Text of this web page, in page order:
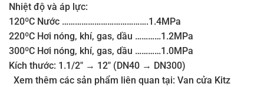
Nhiệt độ và áp lực:
120ºC Nước ………………………………….1.4MPa
220ºC Hơi nóng, khí, gas, dầu …………1.2MPa
300ºC Hơi nóng, khí, gas, dầu …………1.0MPa
Kích thước: 1.1/2″ → 12″ (DN40 → DN300)
Xem thêm các sản phẩm liên quan tại: Van cửa Kitz